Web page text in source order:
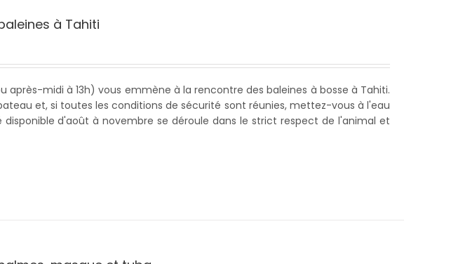
à Tahiti
midi à 13h) vous emmène à la rencontre des baleines à bosse à Tahiti.
et, si toutes les conditions de sécurité sont réunies, mettez-vous à l'eau
disponible d'août à novembre se déroule dans le strict respect de l'animal et